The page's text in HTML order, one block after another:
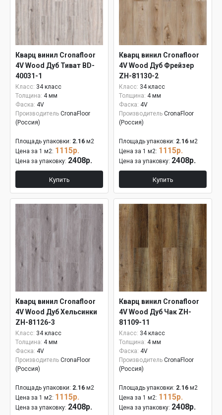
Кварц винил Cronafloor
4V Wood Дуб Тиват BD-
40031-1
Класс: 34 класс
Толщина: 4 мм
Фаска: 4V
Производитель CronaFloor
(Россия)
Площадь упаковки: 2.16 м2
Цена за 1 м2: 1115р.
Цена за упаковку: 2408р.
Купить
Кварц винил Cronafloor
4V Wood Дуб Фрейзер
ZH-81130-2
Класс: 34 класс
Толщина: 4 мм
Фаска: 4V
Производитель CronaFloor
(Россия)
Площадь упаковки: 2.16 м2
Цена за 1 м2: 1115р.
Цена за упаковку: 2408р.
Купить
Кварц винил Cronafloor
4V Wood Дуб Хельсинки
ZH-81126-3
Класс: 34 класс
Толщина: 4 мм
Фаска: 4V
Производитель CronaFloor
(Россия)
Площадь упаковки: 2.16 м2
Цена за 1 м2: 1115р.
Цена за упаковку: 2408р.
Кварц винил Cronafloor
4V Wood Дуб Чак ZH-
81109-11
Класс: 34 класс
Толщина: 4 мм
Фаска: 4V
Производитель CronaFloor
(Россия)
Площадь упаковки: 2.16 м2
Цена за 1 м2: 1115р.
Цена за упаковку: 2408р.